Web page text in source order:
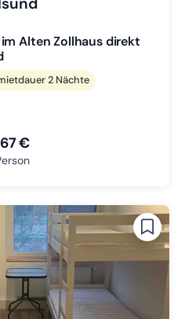
Alten Zollhaus direkt
2 Nächte
€